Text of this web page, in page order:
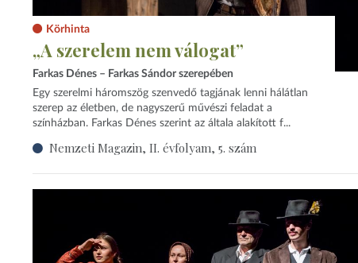
Körhinta
„A szerelem nem válogat”
Farkas Dénes – Farkas Sándor szerepében
Egy szerelmi háromszög szenvedő tagjának lenni hálátlan
szerep az életben, de nagyszerű művészi feladat a
színházban. Farkas Dénes szerint az általa alakított f...
Nemzeti Magazin, II. évfolyam, 5. szám